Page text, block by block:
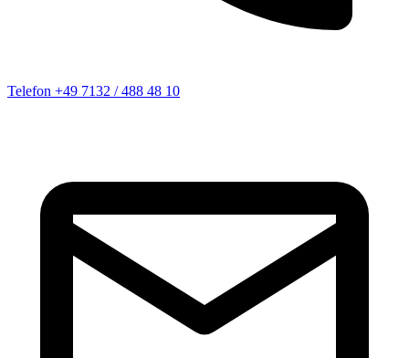
Telefon +49 7132 / 488 48 10